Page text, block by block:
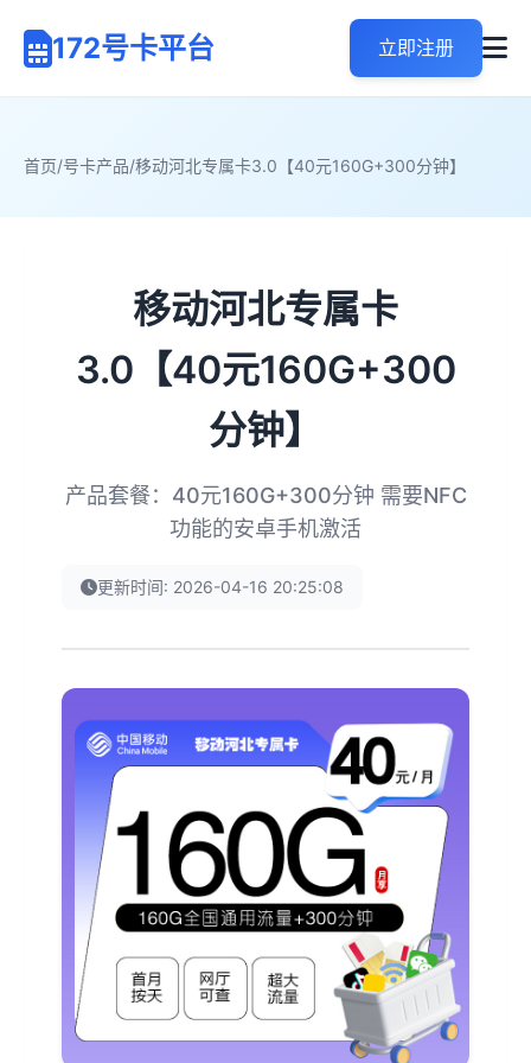
172号卡平台 立即注册
首页/号卡产品/移动河北专属卡3.0【40元160G+300分钟】
移动河北专属卡
3.0【40元160G+300
分钟】
产品套餐：40元160G+300分钟 需要NFC
功能的安卓手机激活
更新时间: 2026-04-16 20:25:08